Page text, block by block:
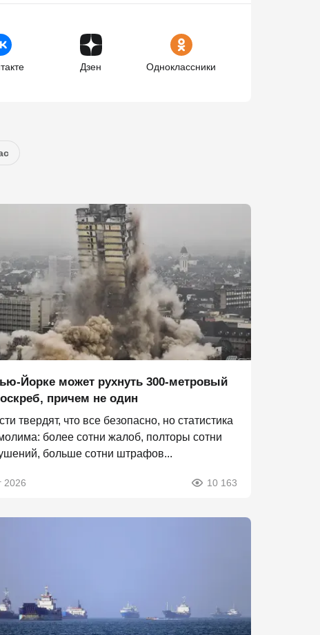
Дзен Одноклассники
Йорке может рухнуть 300-метровый
причем не один
твердят, что все безопасно, но статистика
более сотни жалоб, полторы сотни
больше сотни штрафов...
2026 10 163